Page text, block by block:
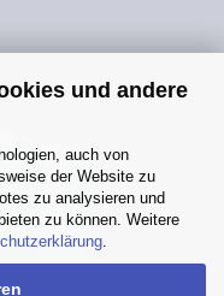
und andere
auch von
der Website zu
zu analysieren und
zu können. Weitere